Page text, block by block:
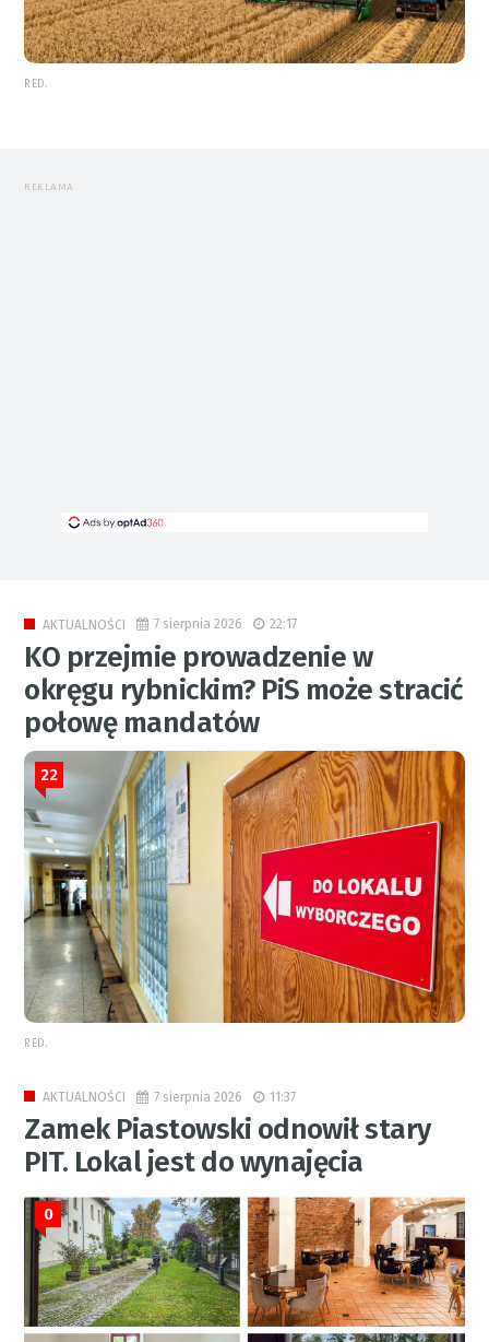
RED.
REKLAMA
AKTUALNOŚCI 7 sierpnia 2026 22:17
KO przejmie prowadzenie w
okręgu rybnickim? PiS może stracić
połowę mandatów
22
RED.
AKTUALNOŚCI 7 sierpnia 2026 11:37
Zamek Piastowski odnowił stary
PIT. Lokal jest do wynajęcia
0